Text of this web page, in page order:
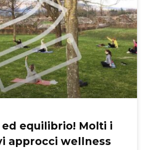
ed equilibrio! Molti i
approcci wellness